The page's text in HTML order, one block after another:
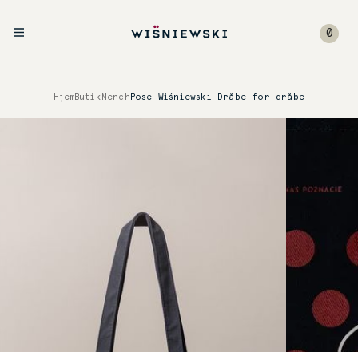
0
HjemButik Merch Pose Wiśniewski Dråbe for dråbe